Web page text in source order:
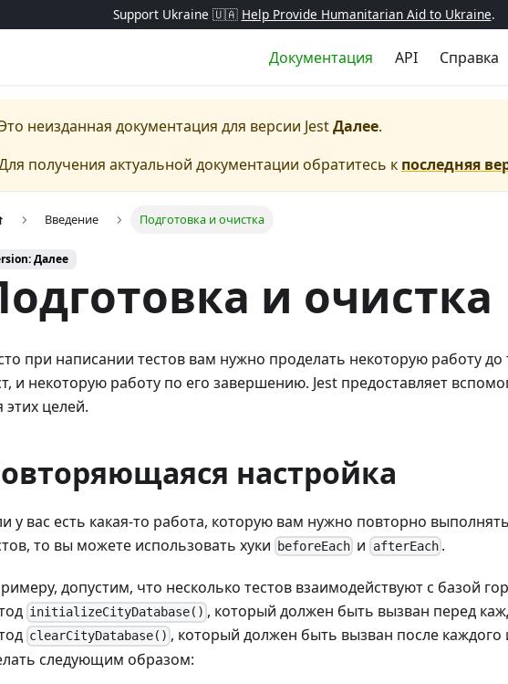
Support Ukraine 🇺🇦 Help Provide Humanitarian Aid to Ukraine.
Документация API Справка
неизданная документация для версии JestДалее.
получения актуальной документации обратитесь к последняя
Введение Подготовка и очистка
Далее
и очистка
при написании тестов вам нужно проделать некоторую работу до
и некоторую работу по его завершению. Jest предоставляет
этих целей.
настройка
у вас есть какая-то работа, которую вам нужно повторно
то вы можете использовать хуки
beforeEach и afterEach.
допустим, что несколько тестов взаимодействуют с базой
initializeCityDatabase() , который должен быть вызван перед
clearCityDatabase() , который должен быть вызван после
следующим образом: